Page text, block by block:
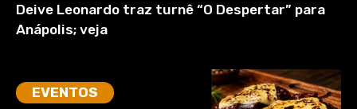
Deive Leonardo traz turnê “O Despertar” para
Anápolis; veja
EVENTOS